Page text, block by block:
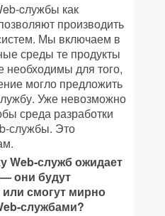
cлужбы как
производить
Мы включаем в
среды те продукты
необходимы для того,
могло предложить
Уже невозможно
среда разработки
службы. Это
Web-служб ожидает
они будут
смогут мирно
службами?